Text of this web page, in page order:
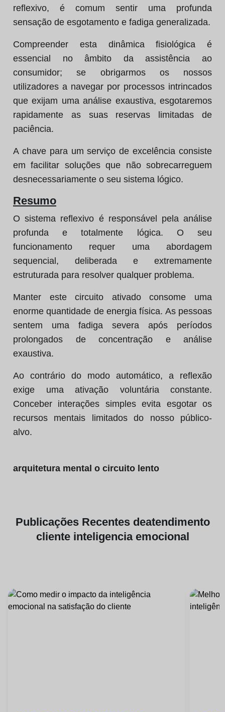
reflexivo, é comum sentir uma profunda
sensação de esgotamento e fadiga generalizada.
Compreender esta dinâmica fisiológica é
essencial no âmbito da assistência ao
consumidor; se obrigarmos os nossos
utilizadores a navegar por processos intrincados
que exijam uma análise exaustiva, esgotaremos
rapidamente as suas reservas limitadas de
paciência.
A chave para um serviço de excelência consiste
em facilitar soluções que não sobrecarreguem
desnecessariamente o seu sistema lógico.
Resumo
O sistema reflexivo é responsável pela análise
profunda e totalmente lógica. O seu
funcionamento requer uma abordagem
sequencial, deliberada e extremamente
estruturada para resolver qualquer problema.
Manter este circuito ativado consome uma
enorme quantidade de energia física. As pessoas
sentem uma fadiga severa após períodos
prolongados de concentração e análise
exaustiva.
Ao contrário do modo automático, a reflexão
exige uma ativação voluntária constante.
Conceber interações simples evita esgotar os
recursos mentais limitados do nosso público-
alvo.
arquitetura mental o circuito lento
Publicações Recentes deatendimento
cliente inteligencia emocional